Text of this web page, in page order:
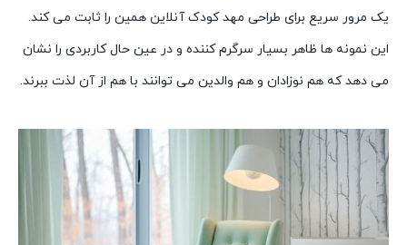
یک مرور سریع برای طراحی مهد کودک آنلاین همین را ثابت می کند.
این نمونه ها ظاهر بسیار سرگرم کننده و در عین حال کاربردی را نشان
می دهد که هم نوزادان و هم والدین می توانند با هم از آن لذت ببرند.